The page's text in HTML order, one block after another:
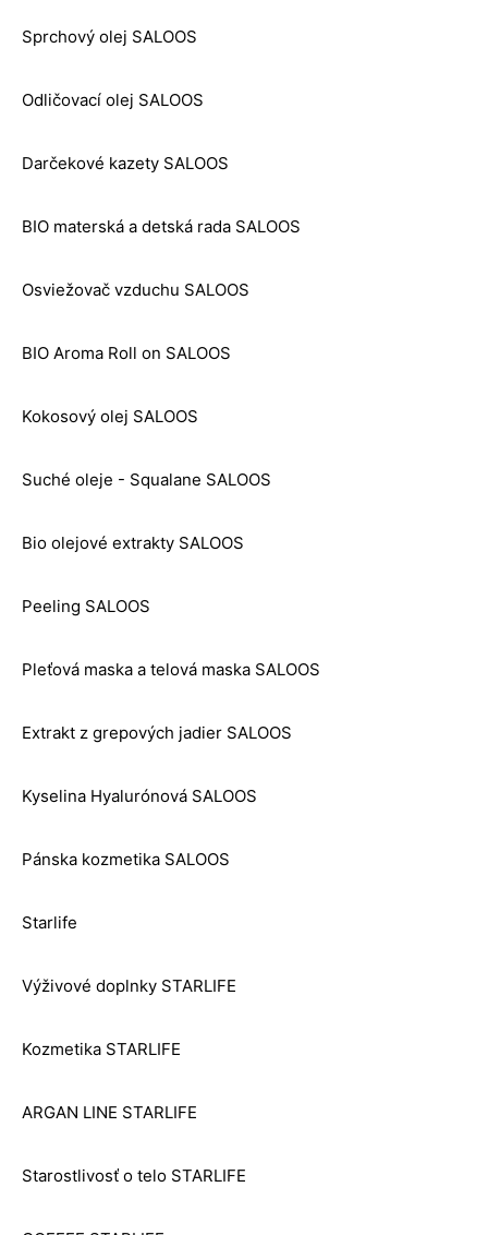
Sprchový olej SALOOS
Odličovací olej SALOOS
Darčekové kazety SALOOS
BIO materská a detská rada SALOOS
Osviežovač vzduchu SALOOS
BIO Aroma Roll on SALOOS
Kokosový olej SALOOS
Suché oleje - Squalane SALOOS
Bio olejové extrakty SALOOS
Peeling SALOOS
Pleťová maska a telová maska SALOOS
Extrakt z grepových jadier SALOOS
Kyselina Hyalurónová SALOOS
Pánska kozmetika SALOOS
Starlife
Výživové doplnky STARLIFE
Kozmetika STARLIFE
ARGAN LINE STARLIFE
Starostlivosť o telo STARLIFE